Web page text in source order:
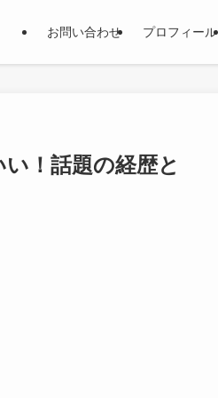
お問い合わせ プロフィール
！話題の経歴と